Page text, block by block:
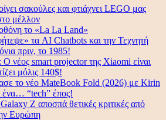
σακούλες και φτιάχνει LEGO μας
μέλλον
το «La La Land»
τα AI Chatbots και την Τεχνητή
πριν, το 1985!
νέος smart projector της Xiaomi είναι
μόλις 140$!
το νέο MateBook Fold (2026) με Kirin
ένα… “tech” έπος!
Z αποσπά θετικές κριτικές από
Ευρώπη